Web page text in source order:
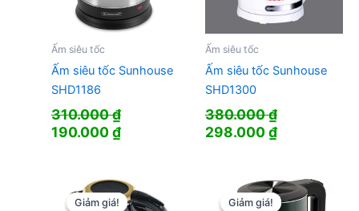
Ấm siêu tốc
Ấm siêu tốc Sunhouse
SHD1186
310.000₫
Giá
310.000 ₫.
190.000₫Giá
là:
190.000 ₫.
Ấm siêu tốc
Ấm siêu tốc Sunhouse
SHD1300
380.000₫
Giá
380.000 ₫.
298.000₫Giá
là:
298.000 ₫.
Giảm giá!
Giảm giá! Giảm giá!
Giảm giá!